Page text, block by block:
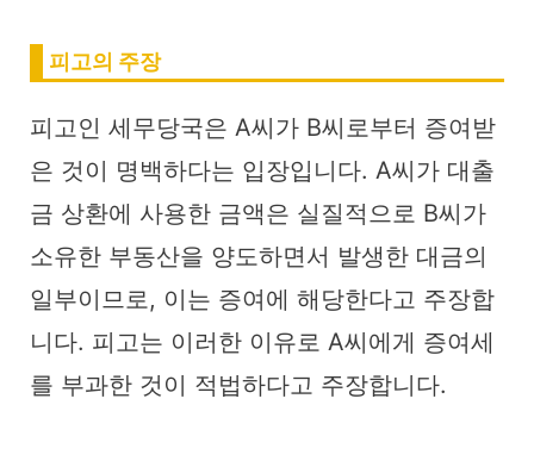
피고의 주장
피고인 세무당국은 A씨가 B씨로부터 증여받
은 것이 명백하다는 입장입니다. A씨가 대출
금 상환에 사용한 금액은 실질적으로 B씨가
소유한 부동산을 양도하면서 발생한 대금의
일부이므로, 이는 증여에 해당한다고 주장합
니다. 피고는 이러한 이유로 A씨에게 증여세
를 부과한 것이 적법하다고 주장합니다.